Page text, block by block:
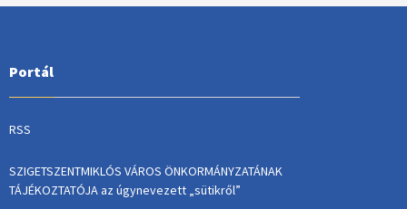
Portál
RSS
SZIGETSZENTMIKLÓS VÁROS ÖNKORMÁNYZATÁNAK
TÁJÉKOZTATÓJA az úgynevezett „sütikről”